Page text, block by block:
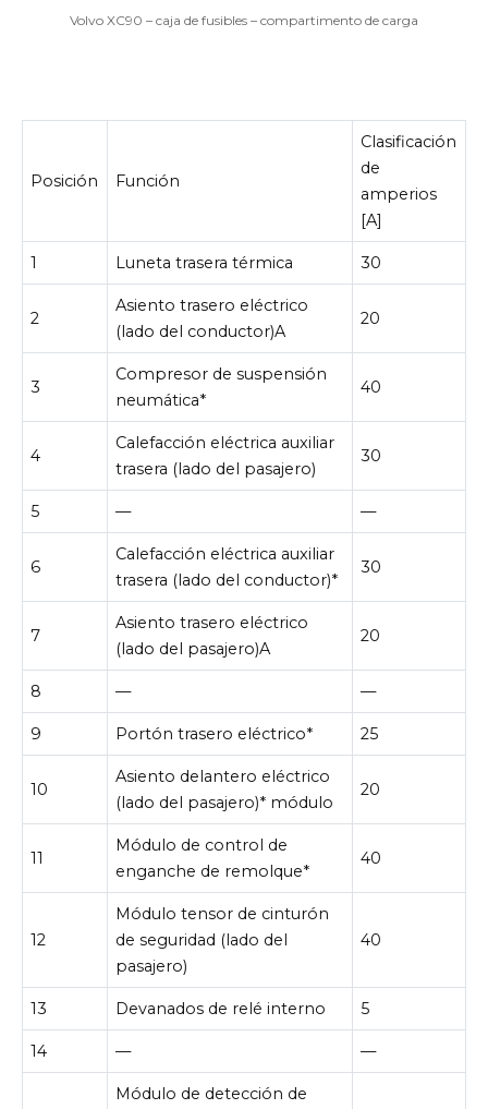
Volvo XC90 – caja de fusibles – compartimento de carga
Posición Función
Clasificación
de
amperios
[A]
1 Luneta trasera térmica 30
2
Asiento trasero eléctrico
(lado del conductor)A
20
3
Compresor de suspensión
neumática*
40
4
Calefacción eléctrica auxiliar
trasera (lado del pasajero)
30
5 — —
6
Calefacción eléctrica auxiliar
trasera (lado del conductor)*
30
7
Asiento trasero eléctrico
(lado del pasajero)A
20
8 — —
9 Portón trasero eléctrico* 25
10
Asiento delantero eléctrico
(lado del pasajero)* módulo
20
11
Módulo de control de
enganche de remolque*
40
12
Módulo tensor de cinturón
de seguridad (lado del
pasajero)
40
13 Devanados de relé interno 5
14 — —
Módulo de detección de